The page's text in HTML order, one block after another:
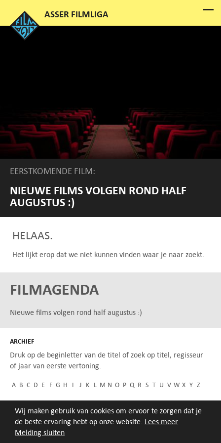
Melding sluiten
Wij maken gebruik van cookies om ervoor te zorgen dat je
de beste ervaring hebt op onze website. Lees meer
EERSTKOMENDE FILM:
NIEUWE FILMS VOLGEN ROND HALF
AUGUSTUS :)
HELAAS.
Het lijkt erop dat we niet kunnen vinden waar je naar zoekt.
FILMAGENDA
Nieuwe films volgen rond half augustus :)
ARCHIEF
Druk op de beginletter van de titel of zoek op titel, regisseur
of jaar van eerste vertoning.
A B C D E F G H I J K L M N O P Q R S T U V W X Y Z